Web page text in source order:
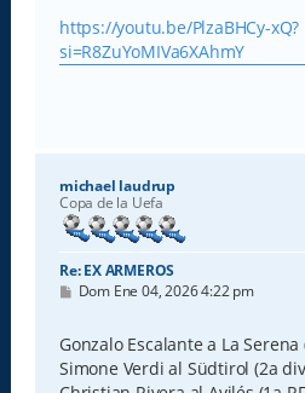
https://youtu.be/PlzaBHCy-xQ?
si=R8ZuYoMIVa6XAhmY
michael laudrup
Copa de la Uefa
Re: EX ARMEROS
M
s
a
j
Dom Ene 04, 2026 4:22 pm
Gonzalo Escalante a La
Simone Verdi al Südtirol (2a